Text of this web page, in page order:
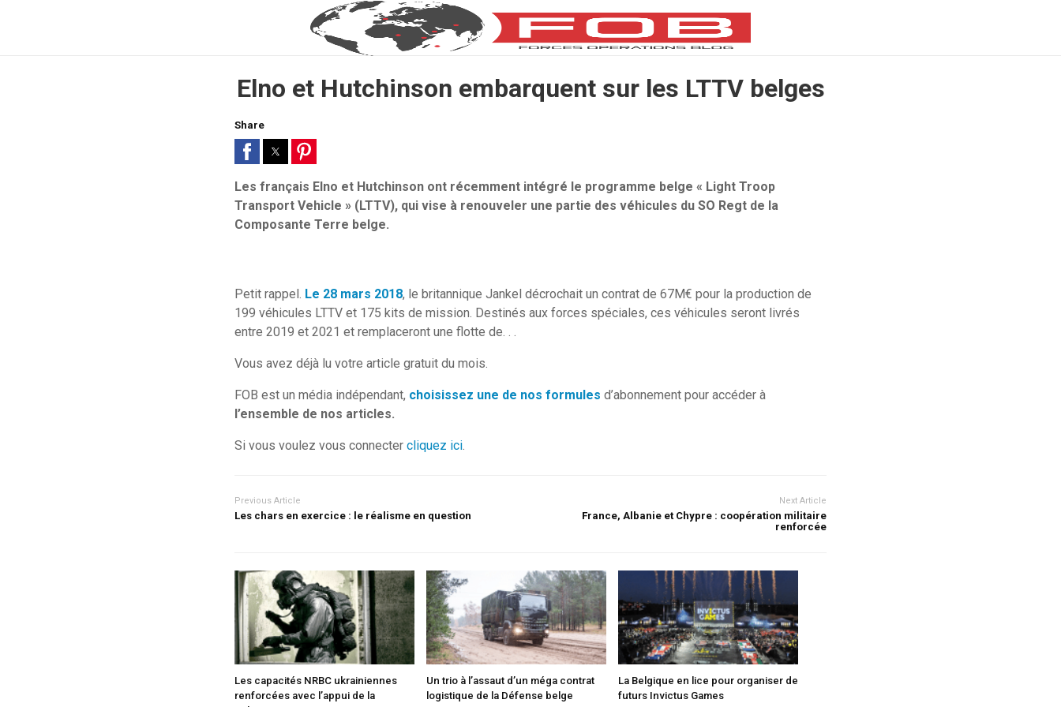
Elno et Hutchinson embarquent sur les LTTV belges
Share
Les français Elno et Hutchinson ont récemment intégré le programme belge « Light Troop
Transport Vehicle » (LTTV), qui vise à renouveler une partie des véhicules du SO Regt de la
Composante Terre belge.
Petit rappel. Le 28 mars 2018, le britannique Jankel décrochait un contrat de 67M€ pour la production de
199 véhicules LTTV et 175 kits de mission. Destinés aux forces spéciales, ces véhicules seront livrés
entre 2019 et 2021 et remplaceront une flotte de. . .
Vous avez déjà lu votre article gratuit du mois.
FOB est un média indépendant, choisissez une de nos formules d’abonnement pour accéder à
l’ensemble de nos articles.
Si vous voulez vous connecter cliquez ici.
Previous Article
Les chars en exercice : le réalisme en question
Next Article
France, Albanie et Chypre : coopération militaire
renforcée
Les capacités NRBC ukrainiennes
renforcées avec l’appui de la
Un trio à l’assaut d’un méga contrat
logistique de la Défense belge
La Belgique en lice pour organiser de
futurs Invictus Games